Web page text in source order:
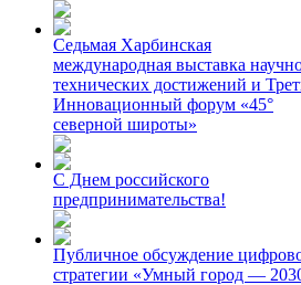
Седьмая Харбинская
международная выставка
технических достижений и
Инновационный форум «45°
северной широты»
С Днем российского
предпринимательства!
Публичное обсуждение
стратегии «Умный город —